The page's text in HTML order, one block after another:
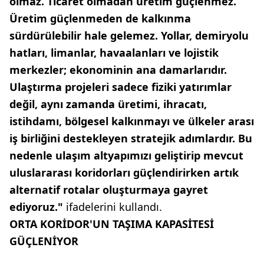
Üretim güçlenmeden de kalkınma
sürdürülebilir hale gelemez. Yollar, demiryolu
hatları, limanlar, havaalanları ve lojistik
merkezler; ekonominin ana damarlarıdır.
Ulaştırma projeleri sadece fiziki yatırımlar
değil, aynı zamanda üretimi, ihracatı,
istihdamı, bölgesel kalkınmayı ve ülkeler arası
iş birliğini destekleyen stratejik adımlardır. Bu
nedenle ulaşım altyapımızı geliştirip mevcut
uluslararası koridorları güçlendirirken artık
alternatif rotalar oluşturmaya gayret
ediyoruz." ifadelerini kullandı.
ORTA KORİDOR'UN TAŞIMA KAPASİTESİ
GÜÇLENİYOR